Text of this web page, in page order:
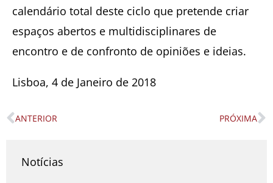
calendário total deste ciclo que pretende criar
espaços abertos e multidisciplinares de
encontro e de confronto de opiniões e ideias.
Lisboa, 4 de Janeiro de 2018
Prev
ANTERIOR PRÓXIMA
Notícias